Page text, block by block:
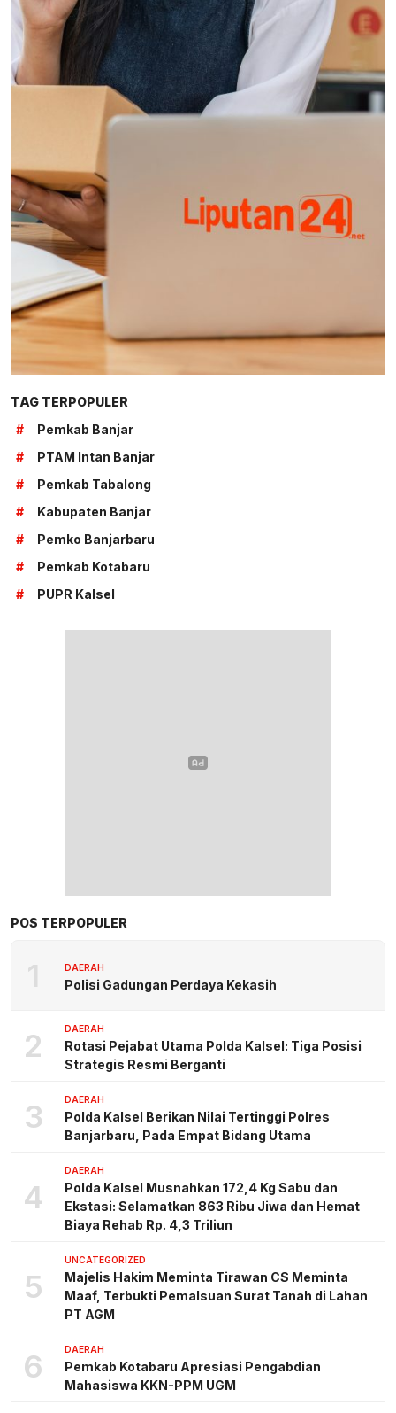
TAG TERPOPULER
#
Pemkab Banjar
#
PTAM Intan Banjar
#
Pemkab Tabalong
#
Kabupaten Banjar
#
Pemko Banjarbaru
#
Pemkab Kotabaru
#
PUPR Kalsel
POS TERPOPULER
1 DAERAH
Polisi Gadungan Perdaya Kekasih
2 DAERAH
Rotasi Pejabat Utama Polda Kalsel: Tiga Posisi
Strategis Resmi Berganti
3 DAERAH
Polda Kalsel Berikan Nilai Tertinggi Polres
Banjarbaru, Pada Empat Bidang Utama
4
DAERAH
Polda Kalsel Musnahkan 172,4 Kg Sabu dan
Ekstasi: Selamatkan 863 Ribu Jiwa dan Hemat
Biaya Rehab Rp. 4,3 Triliun
5
UNCATEGORIZED
Majelis Hakim Meminta Tirawan CS Meminta
Maaf, Terbukti Pemalsuan Surat Tanah di Lahan
PT AGM
6 DAERAH
Pemkab Kotabaru Apresiasi Pengabdian
Mahasiswa KKN-PPM UGM